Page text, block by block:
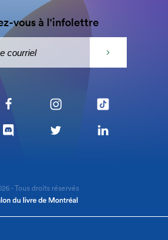
vous à l'infolettre
- Tous droits réservés